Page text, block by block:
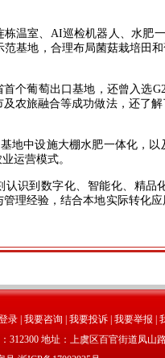
室、AI巡检机器人、水肥
基地，合理布局菌菇栽培田
葡萄出口基地，还曾入选
农旅融合等成功做法，还了
中设施大棚水肥一体化，以
运营模式。
识到数字化、智能化、精品
理经验，结合本地实际转化
录 我要咨询 我要投诉 我要举报
地址：上虞区百官街道凤山